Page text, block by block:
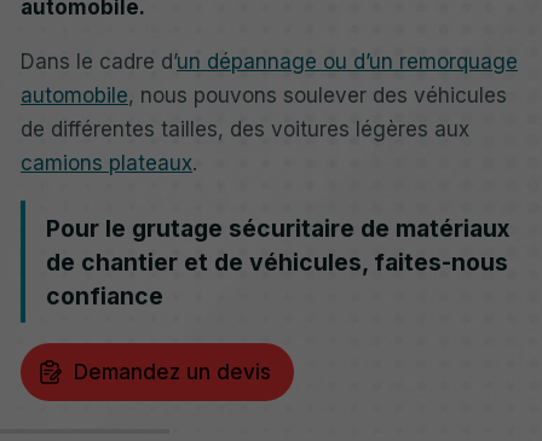
automobile.
Dans le cadre d’un dépannage ou d’un remorquage
automobile, nous pouvons soulever des véhicules
de différentes tailles, des voitures légères aux
camions plateaux.
Pour le grutage sécuritaire de matériaux
de chantier et de véhicules, faites-nous
confiance
Demandez un devis